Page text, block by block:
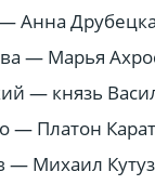
Анна
— Марья
— князь
— Платон
— Михаил